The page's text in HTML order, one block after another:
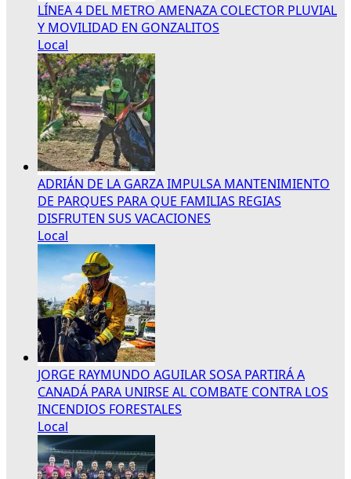
LÍNEA 4 DEL METRO AMENAZA COLECTOR PLUVIAL
Y MOVILIDAD EN GONZALITOS
Local
ADRIÁN DE LA GARZA IMPULSA MANTENIMIENTO
DE PARQUES PARA QUE FAMILIAS REGIAS
DISFRUTEN SUS VACACIONES
Local
JORGE RAYMUNDO AGUILAR SOSA PARTIRÁ A
CANADÁ PARA UNIRSE AL COMBATE CONTRA LOS
INCENDIOS FORESTALES
Local